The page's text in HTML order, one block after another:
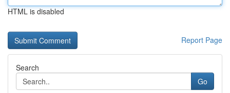
HTML is disabled
Report Page
Search
Go